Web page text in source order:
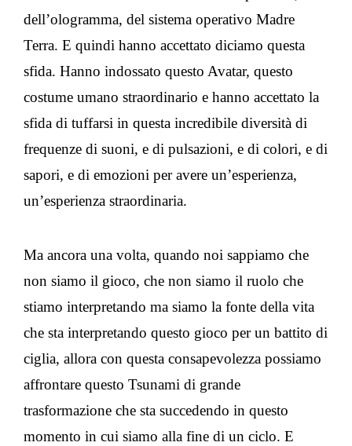
dell’ologramma, del sistema operativo Madre
Terra. E quindi hanno accettato diciamo questa
sfida. Hanno indossato questo Avatar, questo
costume umano straordinario e hanno accettato la
sfida di tuffarsi in questa incredibile diversità di
frequenze di suoni, e di pulsazioni, e di colori, e di
sapori, e di emozioni per avere un’esperienza,
un’esperienza straordinaria.
Ma ancora una volta, quando noi sappiamo che
non siamo il gioco, che non siamo il ruolo che
stiamo interpretando ma siamo la fonte della vita
che sta interpretando questo gioco per un battito di
ciglia, allora con questa consapevolezza possiamo
affrontare questo Tsunami di grande
trasformazione che sta succedendo in questo
momento in cui siamo alla fine di un ciclo. E